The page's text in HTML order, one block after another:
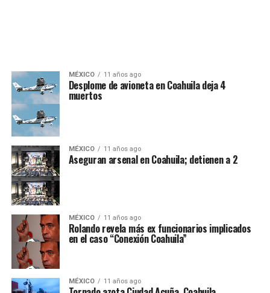
MÉXICO 11 años ago
Desplome de avioneta en Coahuila deja 4
muertos
MÉXICO 11 años ago
Aseguran arsenal en Coahuila; detienen a 2
MÉXICO 11 años ago
Rolando revela más ex funcionarios implicados
en el caso “Conexión Coahuila”
MÉXICO 11 años ago